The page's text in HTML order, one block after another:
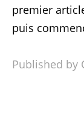
premier
puis
Published by